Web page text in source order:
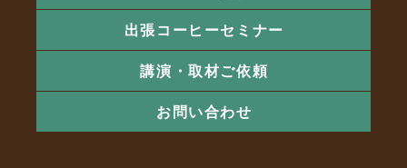
出張コーヒーセミナー
講演・取材ご依頼
お問い合わせ